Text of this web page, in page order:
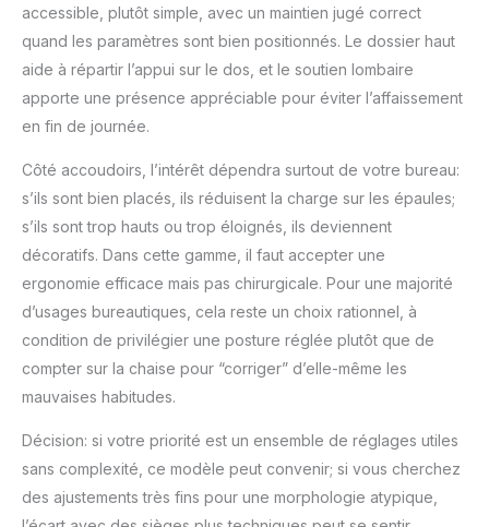
accessible, plutôt simple, avec un maintien jugé correct
quand les paramètres sont bien positionnés. Le dossier haut
aide à répartir l’appui sur le dos, et le soutien lombaire
apporte une présence appréciable pour éviter l’affaissement
en fin de journée.
Côté accoudoirs, l’intérêt dépendra surtout de votre bureau:
s’ils sont bien placés, ils réduisent la charge sur les épaules;
s’ils sont trop hauts ou trop éloignés, ils deviennent
décoratifs. Dans cette gamme, il faut accepter une
ergonomie efficace mais pas chirurgicale. Pour une majorité
d’usages bureautiques, cela reste un choix rationnel, à
condition de privilégier une posture réglée plutôt que de
compter sur la chaise pour “corriger” d’elle-même les
mauvaises habitudes.
Décision: si votre priorité est un ensemble de réglages utiles
sans complexité, ce modèle peut convenir; si vous cherchez
des ajustements très fins pour une morphologie atypique,